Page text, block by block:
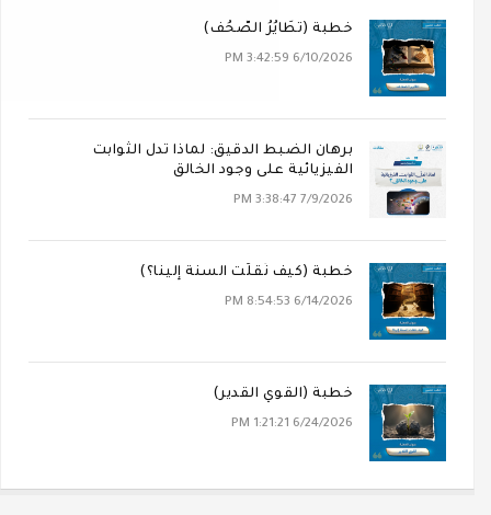
خطبة (تَطَايُرُ الصُّحُف)
6/10/2026 3:42:59 PM
برهان الضبط الدقيق: لماذا تدل الثوابت
الفيزيائية على وجود الخالق
7/9/2026 3:38:47 PM
خطبة (كيف نُقلَت السنة إلينا؟)
6/14/2026 8:54:53 PM
خطبة (القوي القدير)
6/24/2026 1:21:21 PM